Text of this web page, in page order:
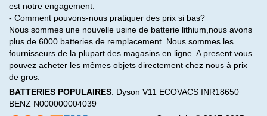
est notre engagement.
- Comment pouvons-nous pratiquer des prix si bas?
Nous sommes une nouvelle usine de batterie lithium,nous avons
plus de 6000 batteries de remplacement .Nous sommes les
fournisseurs de la plupart des magasins en ligne. A present vous
pouvez acheter les mêmes objets directement chez nous à prix
de gros.
BATTERIES POPULAIRES: Dyson V11 ECOVACS INR18650
BENZ N000000004039